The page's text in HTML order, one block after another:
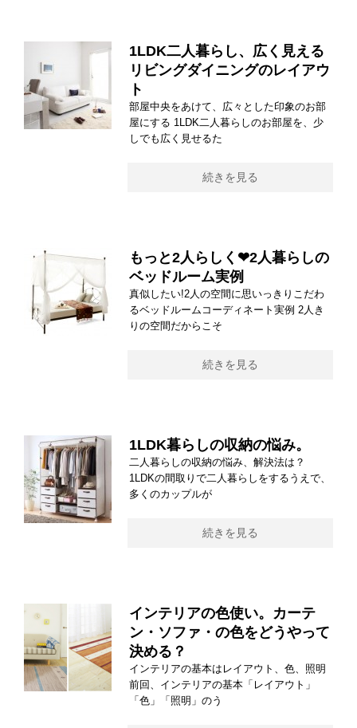
1LDK二人暮らし、広く見える
リビングダイニングのレイアウ
ト
部屋中央をあけて、広々とした印象のお部
屋にする 1LDK二人暮らしのお部屋を、少
しでも広く見せるた
続きを見る
もっと2人らしく❤2人暮らしの
ベッドルーム実例
真似したい!2人の空間に思いっきりこだわ
るベッドルームコーディネート実例 2人き
りの空間だからこそ
続きを見る
1LDK暮らしの収納の悩み。
二人暮らしの収納の悩み、解決法は？
1LDKの間取りで二人暮らしをするうえで、
多くのカップルが
続きを見る
インテリアの色使い。カーテ
ン・ソファ・の色をどうやって
決める？
インテリアの基本はレイアウト、色、照明
前回、インテリアの基本「レイアウト」
「色」「照明」のう